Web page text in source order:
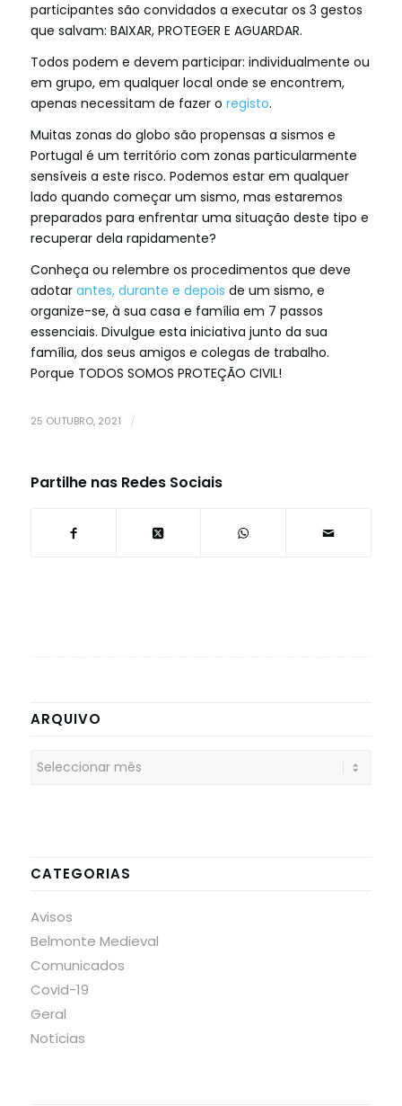
participantes são convidados a executar os 3 gestos
que salvam: BAIXAR, PROTEGER E AGUARDAR.
Todos podem e devem participar: individualmente ou
em grupo, em qualquer local onde se encontrem,
apenas necessitam de fazer o registo.
Muitas zonas do globo são propensas a sismos e
Portugal é um território com zonas particularmente
sensíveis a este risco. Podemos estar em qualquer
lado quando começar um sismo, mas estaremos
preparados para enfrentar uma situação deste tipo e
recuperar dela rapidamente?
Conheça ou relembre os procedimentos que deve
adotar antes, durante e depois de um sismo, e
organize-se, à sua casa e família em 7 passos
essenciais. Divulgue esta iniciativa junto da sua
família, dos seus amigos e colegas de trabalho.
Porque TODOS SOMOS PROTEÇÃO CIVIL!
25 OUTUBRO, 2021 /
Partilhe nas Redes Sociais
ARQUIVO
CATEGORIAS
Avisos
Belmonte Medieval
Comunicados
Covid-19
Geral
Notícias